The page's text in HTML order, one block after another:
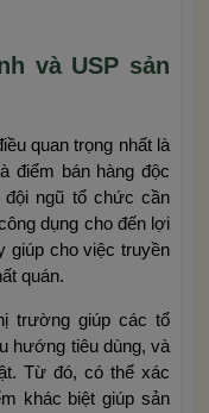
và USP sản
quan trọng nhất là
điểm bán hàng độc
đội ngũ tổ chức cần
dụng cho đến lợi
giúp cho việc truyền
quán.
trường giúp các tổ
hướng tiêu dùng, và
Từ đó, có thể xác
khác biệt giúp sản